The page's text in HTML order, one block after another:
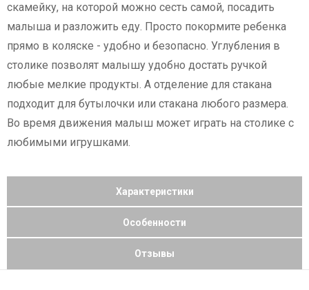
скамейку, на которой можно сесть самой, посадить
малыша и разложить еду. Просто покормите ребенка
прямо в коляске - удобно и безопасно. Углубления в
столике позволят малышу удобно достать ручкой
любые мелкие продукты. А отделение для стакана
подходит для бутылочки или стакана любого размера.
Во время движения малыш может играть на столике с
любимыми игрушками.
Характеристики
Особенности
Отзывы